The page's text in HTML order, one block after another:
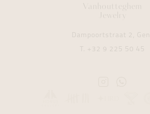
Vanhoutteghem
Jewelry
Dampoortstraat 2, Gent
T. +32 9 225 50 45